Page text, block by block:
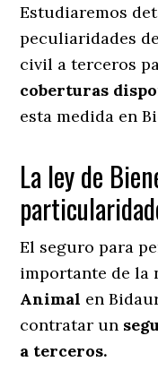
Estudiaremos
peculiaridades
civil a terceros
coberturas
esta medida en
La ley de
El seguro para
importante de la
Animal en
contratar un
a terceros.